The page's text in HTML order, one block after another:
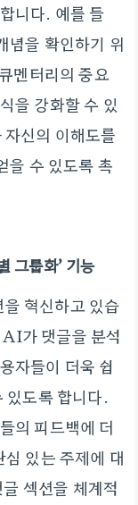
니다. 예를 들
념을 확인하기 위
멘터리의 중요
을 강화할 수 있
신의 이해도를
을 수 있도록 촉
그룹화’ 기능
혁신하고 있습
가 댓글을 분석
자들이 더욱 쉽
있도록 합니다.
의 피드백에 더
있는 주제에 대
섹션을 체계적